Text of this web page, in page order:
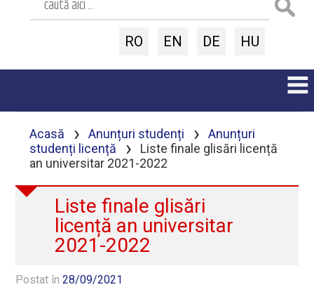
RO EN DE HU
Acasă › Anunțuri studenți ›
Anunțuri
studenți licență
›
Liste finale glisări licență
an universitar 2021-2022
Liste finale glisări
licență an universitar
2021-2022
Postat în28/09/2021